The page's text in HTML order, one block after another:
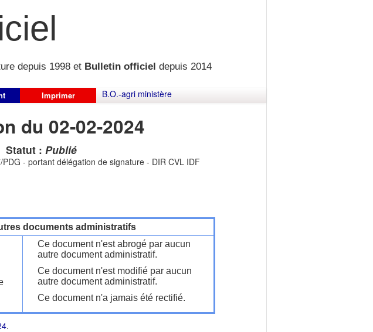
depuis 1998 et Bulletin officiel depuis 2014
Imprimer B.O.-agri ministère
du 02-02-2024
Statut : Publié
- portant délégation de signature - DIR CVL IDF
documents administratifs
Ce document n'est abrogé par aucun
autre document administratif.
Ce document n'est modifié par aucun
autre document administratif.
Ce document n'a jamais été rectifié.
.